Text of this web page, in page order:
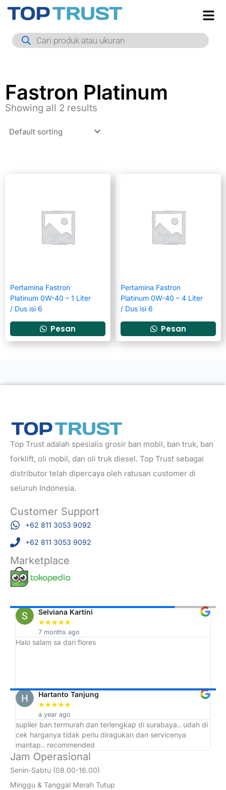
Skip
contentProducts
search
Fastron Platinum
Showing all 2 results
Pertamina Fastron
Platinum 0W-40 – 1 Liter
/ Dus isi 6
Pesan
Pertamina Fastron
Platinum 0W-40 – 4 Liter
/ Dus isi 6
Pesan
Top Trust adalah spesialis grosir ban mobil, ban truk, ban
forklift, oli mobil, dan oli truk diesel. Top Trust sebagai
distributor telah dipercaya oleh ratusan customer di
seluruh Indonesia.
Customer Support
+62 811 3053 9092
+62 811 3053 9092
Marketplace
Selviana Kartini
★★★★★
7 months ago
Halo salam sa dari flores
Hartanto Tanjung
★★★★★
a year ago
suplier ban termurah dan terlengkap di surabaya.. udah di
cek harganya tidak perlu diragukan dan servicenya
mantap.. recommended
Jam Operasional
Senin-Sabtu (08.00-16.00)
Minggu & Tanggal Merah Tutup